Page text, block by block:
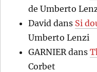
de Umberto
David dans Si
Umberto Lenzi
GARNIER dans
Corbet